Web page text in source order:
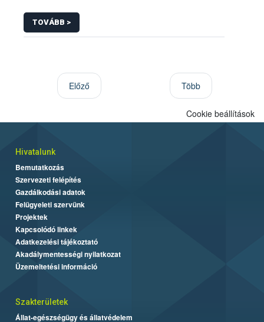
TOVÁBB >
Előző Több
Cookie beállítások
Hivatalunk
Bemutatkozás
Szervezeti felépítés
Gazdálkodási adatok
Felügyeleti szervünk
Projektek
Kapcsolódó linkek
Adatkezelési tájékoztató
Akadálymentességi nyilatkozat
Üzemeltetési információ
Szakterületek
Állat-egészségügy és állatvédelem